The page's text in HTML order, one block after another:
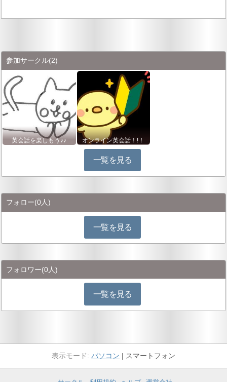
参加サークル(2)
英会話を楽しもう♪♪ オンライン英会話！!！
一覧を見る
フォロー(0人)
一覧を見る
フォロワー(0人)
一覧を見る
パソコン スマートフォン